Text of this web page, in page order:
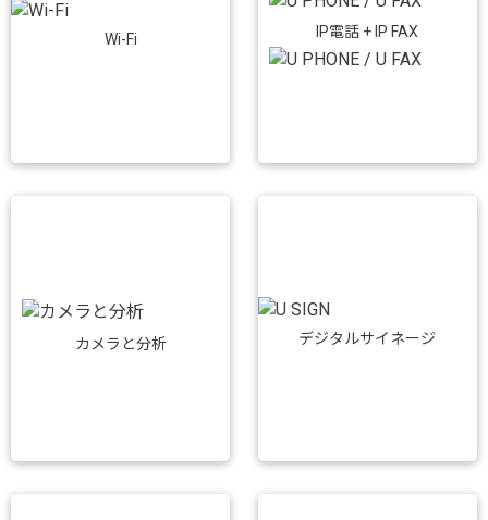
Wi-Fi IP電話 + IP FAX
カメラと分析 デジタルサイネージ